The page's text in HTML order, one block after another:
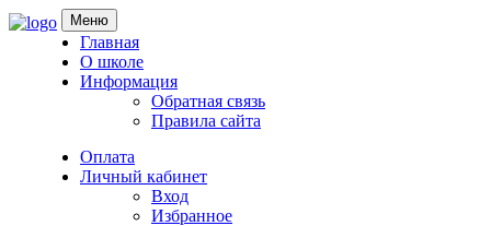
Skip
to
Меню
Главная
О школе
Информация
Обратная связь
Правила сайта
Оплата
Личный кабинет
Вход
Избранное